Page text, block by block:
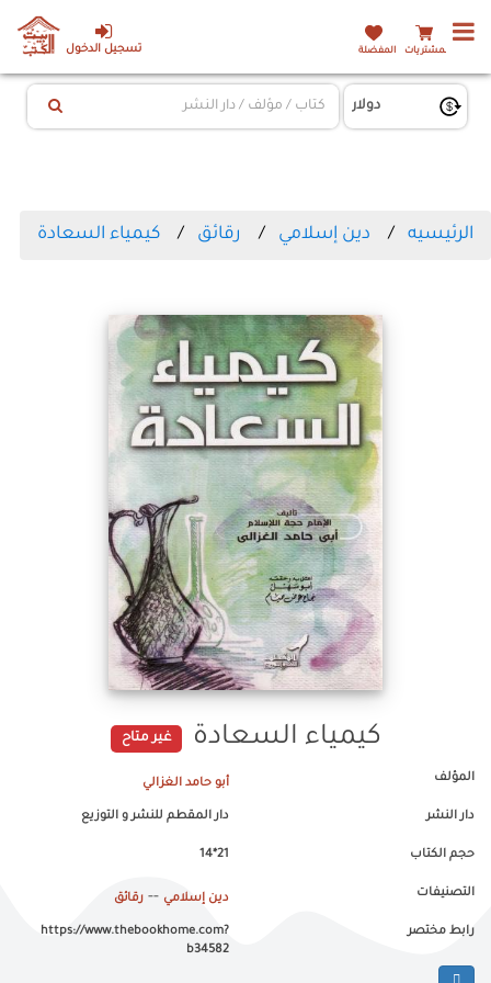
تسجيل الدخول المشتريات المفضلة
الرئيسيه دين إسلامي رقائق كيمياء السعادة
كيمياء السعادة غير متاح
المؤلف أبو حامد الغزالي
دار النشر دار المقطم للنشر و التوزيع
حجم الكتاب 21*14
التصنيفات دين إسلامي -- رقائق
رابط مختصر
https://www.thebookhome.com?
b34582